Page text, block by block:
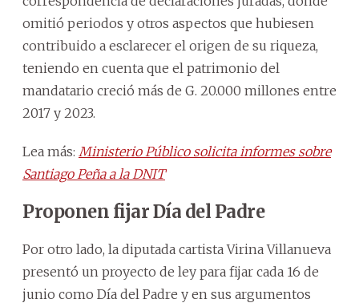
omitió periodos y otros aspectos que hubiesen
contribuido a esclarecer el origen de su riqueza,
teniendo en cuenta que el patrimonio del
mandatario creció más de G. 20.000 millones entre
2017 y 2023.
Lea más: Ministerio Público solicita informes sobre
Santiago Peña a la DNIT
Proponen fijar Día del Padre
Por otro lado, la diputada cartista Virina Villanueva
presentó un proyecto de ley para fijar cada 16 de
junio como Día del Padre y en sus argumentos